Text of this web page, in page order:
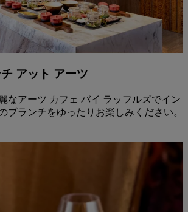
アット アーツ
なアーツ カフェ バイ ラッフルズでイン
ブランチをゆったりお楽しみください。